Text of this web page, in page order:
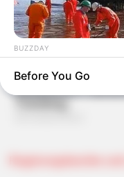
BUZZDAY
Before You Go